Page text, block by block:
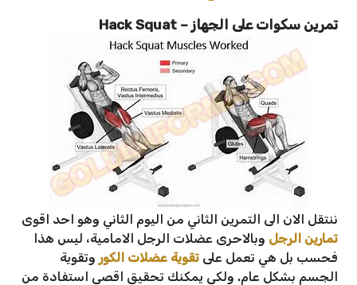
تمرين سكوات على الجهاز – Hack Squat
ننتقل الان الى التمرين الثاني من اليوم الثاني وهو احد اقوى
تمارين الرجل وبالاحرى عضلات الرجل الامامية، ليس هذا
فحسب بل هي تعمل على تقوية عضلات الكور وتقوية
الجسم بشكل عام. ولكي يمكنك تحقيق اقصى استفادة من